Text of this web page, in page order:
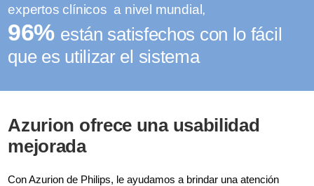
expertos clínicos a nivel mundial,
96% están satisfechos con lo fácil
que es utilizar el sistema
Azurion ofrece una usabilidad
mejorada
Con Azurion de Philips, le ayudamos a brindar una atención